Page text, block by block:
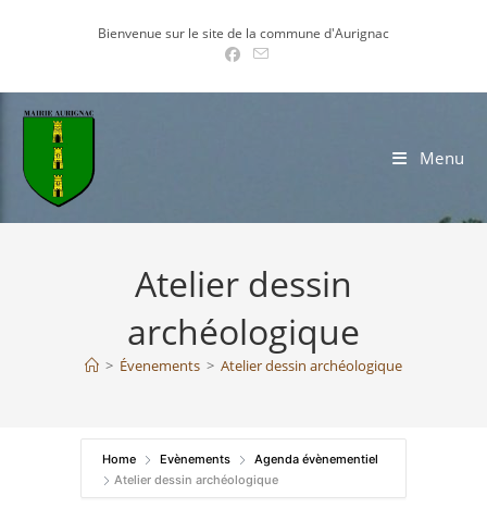
Bienvenue sur le site de la commune d'Aurignac
Menu
Atelier dessin
archéologique
> Évenements > Atelier dessin archéologique
Home Evènements
Agenda évènementiel
Atelier dessin archéologique